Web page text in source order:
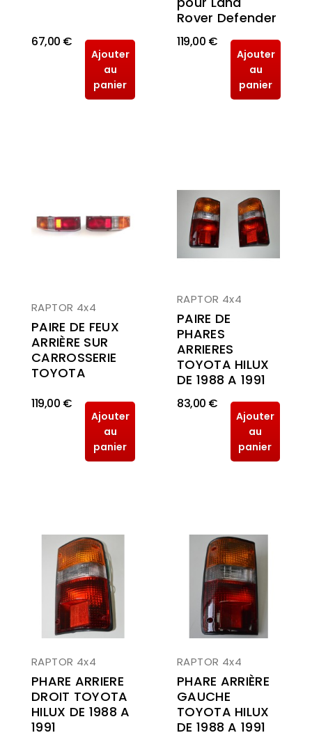
67,00 €
Ajouter
au
panier
Rover Defender
119,00 €
Ajouter
au
panier
RAPTOR 4x4
PAIRE DE FEUX
ARRIÈRE SUR
CARROSSERIE
TOYOTA
119,00 €
Ajouter
au
panier
RAPTOR 4x4
PAIRE DE
PHARES
ARRIERES
TOYOTA HILUX
DE 1988 A 1991
83,00 €
Ajouter
au
panier
RAPTOR 4x4
PHARE ARRIERE
DROIT TOYOTA
HILUX DE 1988 A
1991
RAPTOR 4x4
PHARE ARRIÈRE
GAUCHE
TOYOTA HILUX
DE 1988 A 1991